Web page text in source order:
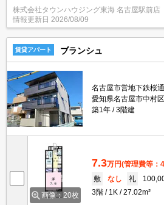
株式会社タウンハウジング東海 名古屋駅前店
情報更新日 2026/08/09
賃貸アパート ブランシュ
名古屋市営地下鉄桜
愛知県名古屋市中村
築1年
3階建
画像：20枚
7.3万円(管理費等：
敷
なし 礼
3階
1K 27.02m²